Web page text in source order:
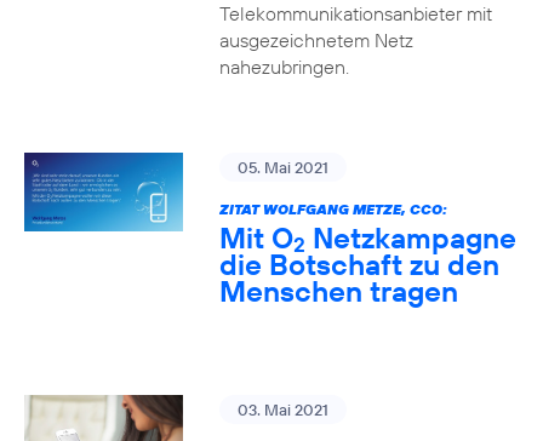
Telekommunikationsanbieter mit
ausgezeichnetem Netz
nahezubringen.
05. Mai 2021
ZITAT WOLFGANG METZE, CCO:
Mit O2 Netzkampagne
die Botschaft zu den
Menschen tragen
03. Mai 2021